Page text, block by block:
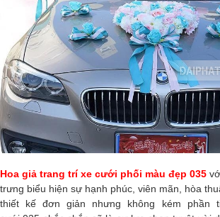
Hoa giả trang trí xe cưới phối màu đẹp 035
trưng biểu hiện sự hạnh phúc, viên mãn, hòa
thiết kế đơn giản nhưng không kém phần